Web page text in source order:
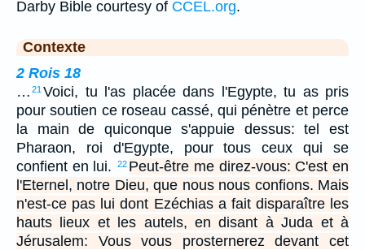
Darby Bible courtesy of CCEL.org.
Contexte
2 Rois 18
… 21 Voici, tu l'as placée dans l'Egypte, tu as pris
pour soutien ce roseau cassé, qui pénètre et perce
la main de quiconque s'appuie dessus: tel est
Pharaon, roi d'Egypte, pour tous ceux qui se
confient en lui.
22 Peut-être me direz-vous: C'est en
l'Eternel, notre Dieu, que nous nous confions. Mais
n'est-ce pas lui dont Ezéchias a fait disparaître les
hauts lieux et les autels, en disant à Juda et à
Jérusalem: Vous vous prosternerez devant cet